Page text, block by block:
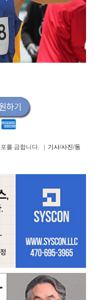
포를 금합니다. | 기사/사진/동